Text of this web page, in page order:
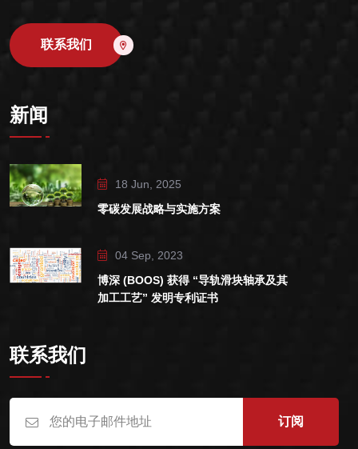
联系我们
新闻
18 Jun, 2025
零碳发展战略与实施方案
04 Sep, 2023
博深 (BOOS) 获得 “导轨滑块轴承及其
加工工艺” 发明专利证书
联系我们
订阅